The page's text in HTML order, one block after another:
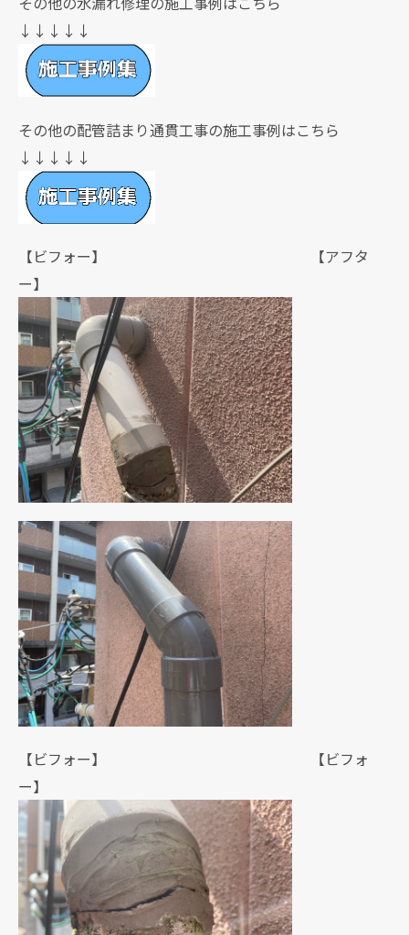
↓↓↓↓↓
その他の配管詰まり通貫工事の施工事例はこちら
↓↓↓↓↓
【ビフォー】 【アフタ
ー】
【ビフォー】 【ビフォ
ー】